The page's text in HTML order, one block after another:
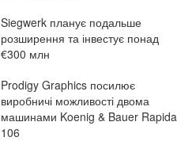
Siegwerk планує подальше
розширення та інвестує понад
€300 млн
Prodigy Graphics посилює
виробничі можливості двома
машинами Koenig & Bauer Rapida
106